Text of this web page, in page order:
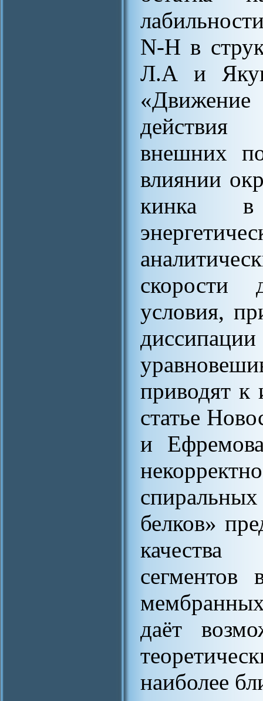
N-H в
Л.А и
внешних
влиянии
кинка
скорости
условия,
приводят к
статье
и
белков»
сегментов
даёт
наиболее